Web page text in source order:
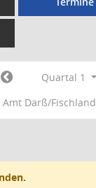
Quartal 1
Amt Darß/Fischland